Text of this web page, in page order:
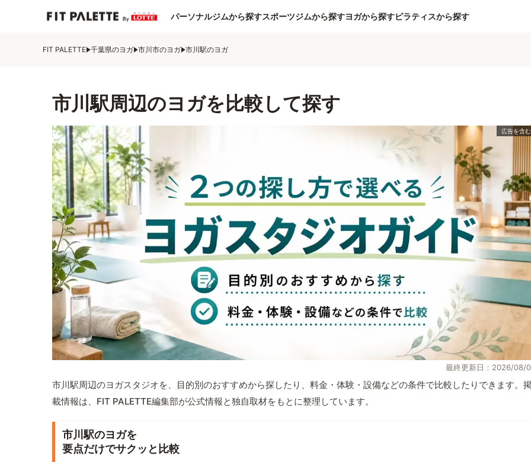
パーソナルジムから探すスポーツジムから探すヨガから探すピラティスから探す
FIT PALETTE 千葉県のヨガ 市川市のヨガ 市川駅のヨガ
市川駅周辺のヨガを比較して探す
最終更新日：2026/08/
市川駅周辺のヨガスタジオを、目的別のおすすめから探したり、料金・体験・設備などの条件で比較したりできます。
載情報は、FIT PALETTE編集部が公式情報と独自取材をもとに整理しています。
市川駅のヨガを
要点だけでサクッと比較